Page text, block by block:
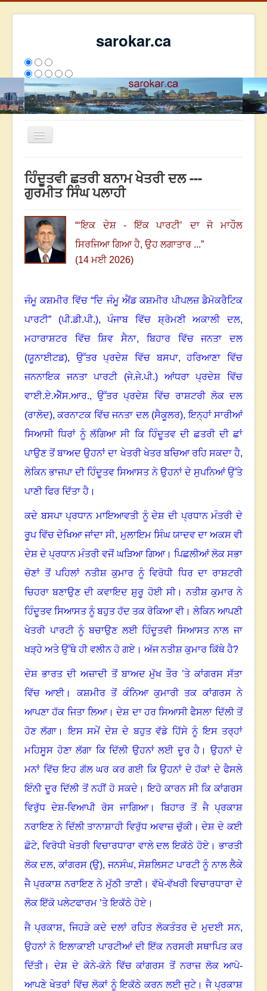
sarokar.ca
Toggle
ਰਚਨਾਵਾਂ
ਸੰਪਰਕ
We have 170 guests and no members online
2808624
ਇਸ ਹਫਤੇ
ਹਿੰਦੂਤਵੀ ਛਤਰੀ ਬਨਾਮ ਖੇਤਰੀ ਦਲ ---
ਗੁਰਮੀਤ ਸਿੰਘ ਪਲਾਹੀ
“‘ਇਕ ਦੇਸ਼ - ਇੱਕ ਪਾਰਟੀ’ ਦਾ ਜੋ ਮਾਹੌਲ
ਸਿਰਜਿਆ ਗਿਆ ਹੈ, ਉਹ ਲਗਾਤਾਰ ...”
(14 ਮਈ 2026)
ਜੰਮੂ ਕਸ਼ਮੀਰ ਵਿੱਚ “ਦਿ ਜੰਮੂ ਐਂਡ ਕਸ਼ਮੀਰ ਪੀਪਲਜ਼ ਡੈਮੋਕਰੈਟਿਕ
ਪਾਰਟੀ” (ਪੀ.ਡੀ.ਪੀ.),ਪੰਜਾਬ ਵਿੱਚ ਸ਼੍ਰੋਮਣੀ ਅਕਾਲੀ ਦਲ,
ਮਹਾਰਾਸ਼ਟਰ ਵਿੱਚ ਸ਼ਿਵ ਸੈਨਾ, ਬਿਹਾਰ ਵਿੱਚ ਜਨਤਾ ਦਲ
(ਯੂਨਾਈਟਡ), ਉੱਤਰ ਪ੍ਰਦੇਸ਼ ਵਿੱਚ ਬਸਪਾ,ਹਰਿਆਣਾ ਵਿੱਚ
ਜਨਨਾਇਕ ਜਨਤਾ ਪਾਰਟੀ (ਜੇ.ਜੇ.ਪੀ.) ਆਂਧਰਾ ਪ੍ਰਦੇਸ਼ ਵਿੱਚ
ਵਾਈ.ਏ.ਐੱਸ.ਆਰ.,ਉੱਤਰ ਪ੍ਰਦੇਸ਼ ਵਿੱਚ ਰਾਸ਼ਟਰੀ ਲੋਕ ਦਲ
(ਰਾਲੋਦ),ਕਰਨਾਟਕ ਵਿੱਚ ਜਨਤਾ ਦਲ (ਸੈਕੂਲਰ),ਇਨ੍ਹਾਂ ਸਾਰੀਆਂ
ਸਿਆਸੀ ਧਿਰਾਂ ਨੂੰ ਲੱਗਿਆ ਸੀ ਕਿ ਹਿੰਦੂਤਵ ਦੀ ਛਤਰੀ ਦੀ ਛਾਂ
ਪਾਉਣ ਤੋਂ ਬਾਅਦ ਉਹਨਾਂ ਦਾ ਖੇਤਰੀ ਖੇਤਰ ਬਚਿਆ ਰਹਿ ਸਕਦਾ ਹੈ,
ਲੇਕਿਨ ਭਾਜਪਾ ਦੀ ਹਿੰਦੂਤਵ ਸਿਆਸਤ ਨੇ ਉਹਨਾਂ ਦੇ ਸੁਪਨਿਆਂ ਉੱਤੇ
ਪਾਣੀ ਫਿਰ ਦਿੱਤਾ ਹੈ।
ਕਦੇ ਬਸਪਾ ਪ੍ਰਧਾਨ ਮਾਇਆਵਤੀ ਨੂੰ ਦੇਸ਼ ਦੀ ਪ੍ਰਧਾਨ ਮੰਤਰੀ ਦੇ
ਰੂਪ ਵਿੱਚ ਦੇਖਿਆ ਜਾਂਦਾ ਸੀ, ਮੁਲਾਇਮ ਸਿੰਘ ਯਾਦਵ ਦਾ ਅਕਸ ਵੀ
ਦੇਸ਼ ਦੇ ਪ੍ਰਧਾਨ ਮੰਤਰੀ ਵਜੋਂ ਘੜਿਆ ਗਿਆ। ਪਿਛਲੀਆਂ ਲੋਕ ਸਭਾ
ਚੋਣਾਂ ਤੋਂ ਪਹਿਲਾਂ ਨਤੀਸ਼ ਕੁਮਾਰ ਨੂੰ ਵਿਰੋਧੀ ਧਿਰ ਦਾ ਰਾਸ਼ਟਰੀ
ਚਿਹਰਾ ਬਣਾਉਣ ਦੀ ਕਵਾਇਦ ਸ਼ੁਰੂ ਹੋਈ ਸੀ। ਨਤੀਸ਼ ਕੁਮਾਰ ਨੇ
ਹਿੰਦੂਤਵ ਸਿਆਸਤ ਨੂੰ ਬਹੁਤ ਹੱਦ ਤਕ ਰੋਕਿਆ ਵੀ। ਲੇਕਿਨ ਆਪਣੀ
ਖੇਤਰੀ ਪਾਰਟੀ ਨੂੰ ਬਚਾਉਣ ਲਈ ਹਿੰਦੂਤਵੀ ਸਿਆਸਤ ਨਾਲ ਜਾ
ਖੜ੍ਹੇ ਅਤੇ ਉੱਥੇ ਹੀ ਵਲੀਨ ਹੋ ਗਏ। ਅੱਜ ਨਤੀਸ਼ ਕੁਮਾਰ ਕਿੱਥੇ ਹੈ?
ਦੇਸ਼ ਭਾਰਤ ਦੀ ਅਜ਼ਾਦੀ ਤੋਂ ਬਾਅਦ ਮੁੱਖ ਤੌਰ ’ਤੇ ਕਾਂਗਰਸ ਸੱਤਾ
ਵਿੱਚ ਆਈ। ਕਸ਼ਮੀਰ ਤੋਂ ਕੰਨਿਆ ਕੁਮਾਰੀ ਤਕ ਕਾਂਗਰਸ ਨੇ
ਆਪਣਾ ਹੱਕ ਜਿਤਾ ਲਿਆ। ਦੇਸ਼ ਦਾ ਹਰ ਸਿਆਸੀ ਫੈਸਲਾ ਦਿੱਲੀ ਤੋਂ
ਹੋਣ ਲੱਗਾ। ਇਸ ਸਮੇਂ ਦੇਸ਼ ਦੇ ਬਹੁਤ ਵੱਡੇ ਹਿੱਸੇ ਨੂੰ ਇਸ ਤਰ੍ਹਾਂ
ਮਹਿਸੂਸ ਹੋਣਾ ਲੱਗਾ ਕਿ ਦਿੱਲੀ ਉਹਨਾਂ ਲਈ ਦੂਰ ਹੈ। ਉਹਨਾਂ ਦੇ
ਮਨਾਂ ਵਿੱਚ ਇਹ ਗੱਲ ਘਰ ਕਰ ਗਈ ਕਿ ਉਹਨਾਂ ਦੇ ਹੱਕਾਂ ਦੇ ਫੈਸਲੇ
ਇੰਨੀ ਦੂਰ ਦਿੱਲੀ ਤੋਂ ਨਹੀਂ ਹੋ ਸਕਦੇ। ਇਹੋ ਕਾਰਨ ਸੀ ਕਿ ਕਾਂਗਰਸ
ਵਿਰੁੱਧ ਦੇਸ਼-ਵਿਆਪੀ ਰੋਸ ਜਾਗਿਆ। ਬਿਹਾਰ ਤੋਂ ਜੈ ਪ੍ਰਕਾਸ਼
ਨਰਾਇਣ ਨੇ ਦਿੱਲੀ ਤਾਨਾਸ਼ਾਹੀ ਵਿਰੁੱਧ ਅਵਾਜ਼ ਚੁੱਕੀ। ਦੇਸ਼ ਦੇ ਕਈ
ਛੋਟੇ, ਵਿਰੋਧੀ ਖੇਤਰੀ ਵਿਚਾਰਧਾਰਾ ਵਾਲੇ ਦਲ ਇਕੱਠੇ ਹੋਏ। ਭਾਰਤੀ
ਲੋਕ ਦਲ,ਕਾਂਗਰਸ (ਉ),ਜਨਸੰਘ,ਸੋਸ਼ਲਿਸਟ ਪਾਰਟੀ ਨੂੰ ਨਾਲ ਲੈਕੇ
ਜੈ ਪ੍ਰਕਾਸ਼ ਨਰਾਇਣ ਨੇ ਮੁੱਠੀ ਤਾਣੀ। ਵੱਖੋ-ਵੱਖਰੀ ਵਿਚਾਰਧਾਰਾ ਦੇ
ਲੋਕ ਇੱਕੋ ਪਲੇਟਫਾਰਮ ’ਤੇ ਇਕੱਠੇ ਹੋਏ।
ਜੈ ਪ੍ਰਕਾਸ਼, ਜਿਹੜੇ ਕਦੇ ਦਲਾਂ ਰਹਿਤ ਲੋਕਤੰਤਰ ਦੇ ਮੁਦਈ ਸਨ,
ਉਹਨਾਂ ਨੇ ਇਲਾਕਾਈ ਪਾਰਟੀਆਂ ਦੀ ਇੱਕ ਨਰਸਰੀ ਸਥਾਪਿਤ ਕਰ
ਦਿੱਤੀ। ਦੇਸ਼ ਦੇ ਕੋਨੇ-ਕੋਨੇ ਵਿੱਚ ਕਾਂਗਰਸ ਤੋਂ ਨਰਾਜ਼ ਲੋਕ ਆਪੋ-
ਆਪਣੇ ਖੇਤਰਾਂ ਵਿੱਚ ਲੋਕਾਂ ਨੂੰ ਇਕੱਠੇ ਕਰਨ ਲਈ ਜੁਟੇ। ਜੈ ਪ੍ਰਕਾਸ਼